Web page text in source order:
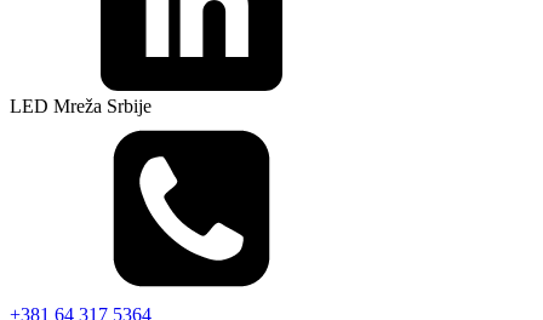
LED Mreža Srbije
+381 64 317 5364